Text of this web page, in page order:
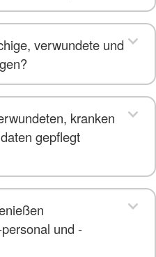
verwundete und
kranken
gepflegt
und -